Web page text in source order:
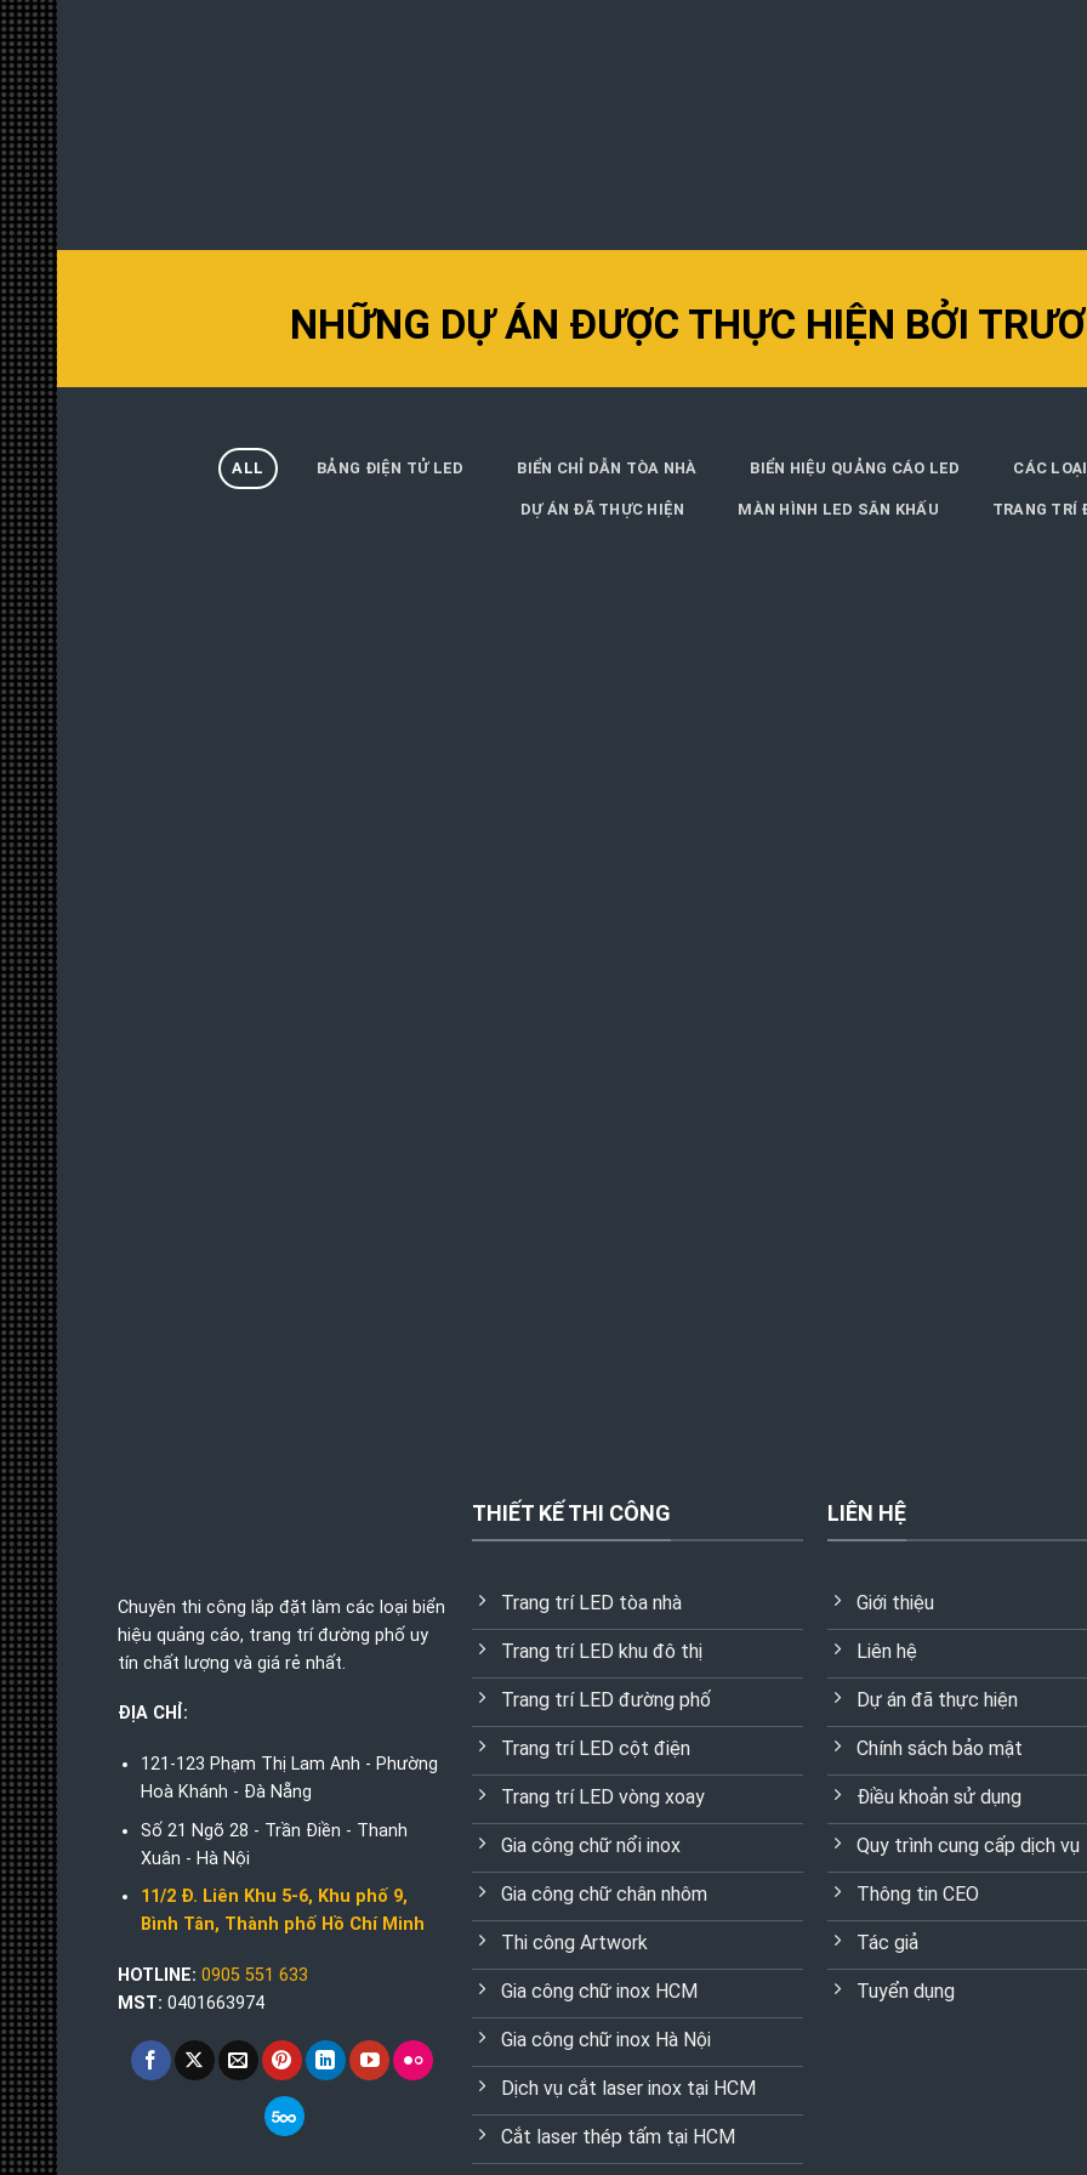
NHỮNG DỰ ÁN ĐƯỢC THỰC HIỆN BỞI
ALL BẢNG ĐIỆN TỬ LED BIỂN CHỈ DẪN TÒA NHÀ BIỂN HIỆU QUẢNG CÁO LED CÁC
DỰ ÁN ĐÃ THỰC HIỆN MÀN HÌNH LED SÂN KHẤU TRANG TRÍ
Chuyên thi công lắp đặt làm các loại biển
hiệu quảng cáo, trang trí đường phố uy
tín chất lượng và giá rẻ nhất.
ĐỊA CHỈ:
121-123 Phạm Thị Lam Anh - Phường
Hoà Khánh - Đà Nẵng
Số 21 Ngõ 28 - Trần Điền - Thanh
Xuân - Hà Nội
11/2 Đ. Liên Khu 5-6, Khu phố 9,
Bình Tân, Thành phố Hồ Chí Minh
HOTLINE: 0905 551 633
MST: 0401663974
THIẾT KẾ THI CÔNG
Trang trí LED tòa nhà
Trang trí LED khu đô thị
Trang trí LED đường phố
Trang trí LED cột điện
Trang trí LED vòng xoay
Gia công chữ nổi inox
Gia công chữ chân nhôm
Thi công Artwork
Gia công chữ inox HCM
Gia công chữ inox Hà Nội
Dịch vụ cắt laser inox tại HCM
Cắt laser thép tấm tại HCM
LIÊN HỆ
Giới thiệu
Liên hệ
Dự án đã thực hiện
Chính sách bảo mật
Điều khoản sử dụng
Quy trình cung cấp dịch vụ
Thông tin CEO
Tác giả
Tuyển dụng